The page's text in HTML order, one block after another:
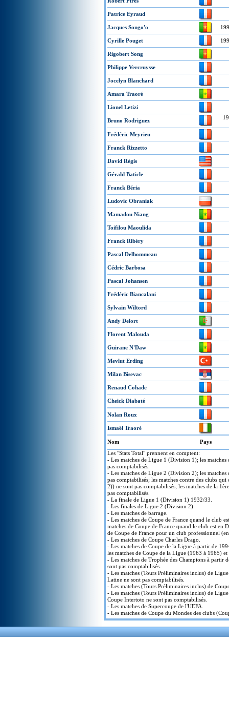
Patrice Eyraud
Jacques Songo'o
Cyrille Pouget
Rigobert Song
Philippe Vercruysse
Jocelyn Blanchard
Amara Traoré
Lionel Letizi
Bruno Rodriguez
Frédéric Meyrieu
Franck Rizzetto
David Régis
Gérald Baticle
Franck Béria
Ludovic Obraniak
Mamadou Niang
Toifilou Maoulida
Franck Ribéry
Pascal Delhommeau
Cédric Barbosa
Pascal Johansen
Frédéric Biancalani
Sylvain Wiltord
Andy Delort
Florent Malouda
Guirane N'Daw
Mevlut Erding
Milan Bisevac
Renaud Cohade
Cheick Diabaté
Nolan Roux
Ismaël Traoré
Nom
Pays
Les "Stats Total" prennent en comptent:
- Les matches de Ligue 1 (Division 1); les
pas comptabilisés.
- Les matches de Ligue 2 (Division 2); les
pas comptabilisés; les matches contre des clubs
2)) ne sont pas comptabilisés; les matches de la
pas comptabilisés.
- La finale de Ligue 1 (Division 1) 1932/33.
- Les finales de Ligue 2 (Division 2).
- Les matches de barrage.
- Les matches de Coupe de France quand le club
matches de Coupe de France quand le club est en
de Coupe de France pour un club professionnel
- Les matches de Coupe Charles Drago.
- Les matches de Coupe de la Ligue à partir de
les matches de Coupe de la Ligue (1963 à 1965)
- Les matches de Trophée des Champions à partir
sont pas comptabilisés.
- Les matches (Tours Préliminaires inclus) de
Latine ne sont pas comptabilisés.
- Les matches (Tours Préliminaires inclus) de
- Les matches (Tours Préliminaires inclus) de
Coupe Intertoto ne sont pas comptabilisés.
- Les matches de Supercoupe de l'UEFA.
- Les matches de Coupe du Mondes des clubs